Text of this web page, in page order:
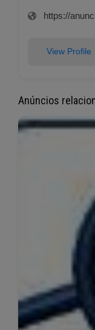
https://
View Profile
Anúncios